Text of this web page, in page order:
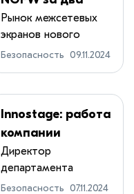
года вырос в 6
раз
Рынок межсетевых
экранов нового
поколения (NGFW) в...
Безопасность 09.11.2024
Innostage: работа
компании
невозможна без
обеспечения
киберустойчивос
Директор
департамента
внутренней
Безопасность 07.11.2024